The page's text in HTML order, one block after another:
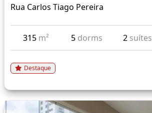
Rua Carlos Tiago Pereira
315 m² 5 dorms 2 suítes
Destaque